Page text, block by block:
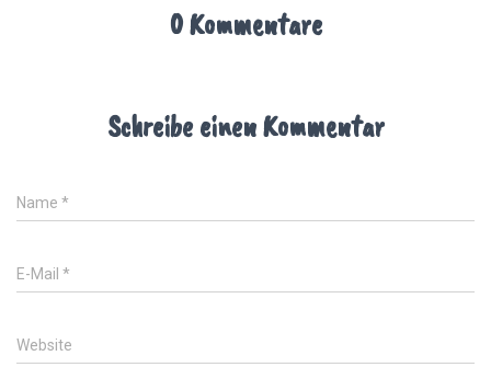
0 Kommentare
Schreibe einen Kommentar
Name *
E-Mail *
Website